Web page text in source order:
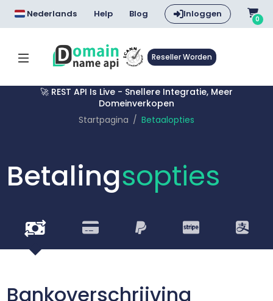
Nederlands Help Blog Inloggen 0
Reseller Worden
🚀 REST API Is Live - Snellere Integratie, Meer
Domeinverkopen
Startpagina
Betaalopties
Betalingsopties
Bankoverschrijving